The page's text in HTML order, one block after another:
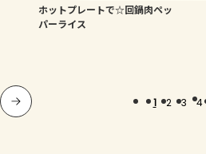
ホットプレートで☆回鍋肉ペッ
パーライス
1 2 3 4